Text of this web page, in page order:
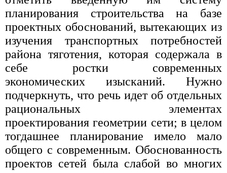
планирования строительства на базе
проектных обоснований, вытекающих из
изучения транспортных потребностей
района тяготения, которая содержала в
себе ростки современных
экономических изысканий. Нужно
подчеркнуть, что речь идет об отдельных
рациональных элементах
проектирования геометрии сети; в целом
тогдашнее планирование имело мало
общего с современным. Обоснованность
проектов сетей была слабой во многих